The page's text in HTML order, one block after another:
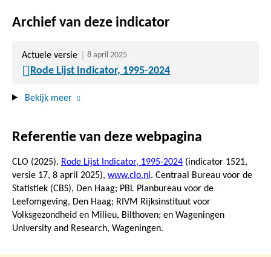
Archief van deze indicator
Actuele versie 8 april 2025
Rode Lijst Indicator, 1995-2024
Bekijk meer
Referentie van deze webpagina
CLO (2025). Rode Lijst Indicator, 1995-2024 (indicator 1521,
versie 17, 8 april 2025), www.clo.nl . Centraal Bureau voor de
Statistiek (CBS), Den Haag; PBL Planbureau voor de
Leefomgeving, Den Haag; RIVM Rijksinstituut voor
Volksgezondheid en Milieu, Bilthoven; en Wageningen
University and Research, Wageningen.